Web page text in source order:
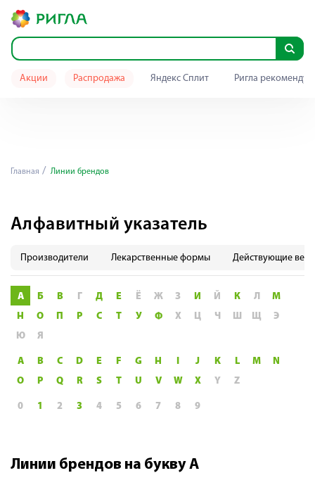
Акции Распродажа Яндекс Сплит Ригла
Главная Линии брендов
Алфавитный указатель
Производители Лекарственные формы Действующие
А Б В Г Д Е Ё Ж З И Й К Л
М
Н
О П Р С Т У Ф Х Ц Ч Ш Щ
Э
Ю
Я
A B C D E F G H I J K L M
N
O
P Q R S T U V W X Y Z
0 1 2 3 4 5 6 7 8 9
Линии брендов на букву А